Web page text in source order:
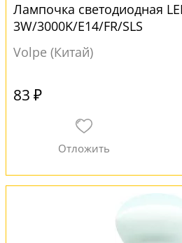
Лампочка светодиодная
3W/3000K/E14/FR/SLS
Volpe (Китай)
83 ₽